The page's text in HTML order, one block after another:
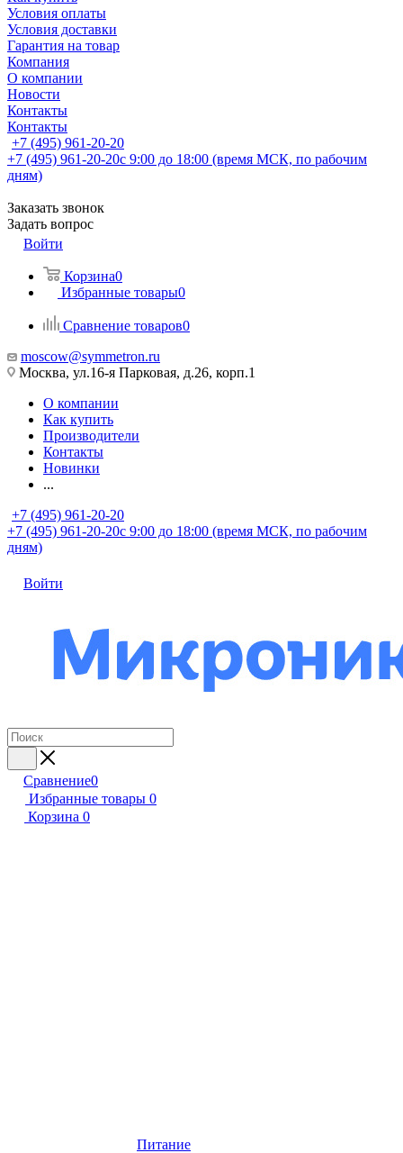
Условия оплаты
Условия доставки
Гарантия на товар
Компания
О компании
Новости
Контакты
Контакты
+7 (495) 961-20-20
+7 (495) 961-20-20с 9:00 до 18:00 (время МСК, по рабочим
дням)
Заказать звонок
Задать вопрос
Войти
Корзина0
Избранные товары0
Сравнение товаров0
moscow@symmetron.ru
Москва, ул.16-я Парковая, д.26, корп.1
О компании
Как купить
Производители
Контакты
Новинки
...
+7 (495) 961-20-20
+7 (495) 961-20-20с 9:00 до 18:00 (время МСК, по рабочим
дням)
Войти
Сравнение0
Избранные товары 0
Корзина 0
Питание